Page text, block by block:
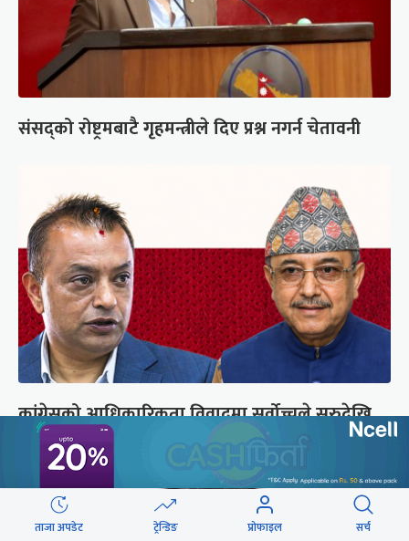
संसद्को रोष्ट्रमबाटै गृहमन्त्रीले दिए प्रश्न नगर्न चेतावनी
कांग्रेसको आधिकारिकता विवादमा सर्वोच्चले सुरुदेखि
सुनुवाइ गर्ने
ताजा अपडेट ट्रेन्डिङ प्रोफाइल सर्च